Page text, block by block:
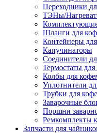
Переходники
ТЭНы/
Шланги для
Контейнеры
Капучинаторы
Соединители
Термостаты
Колбы для
Уплотнители
Трубки для
Заварочные
Поршни
Ремкомплекты
Запчасти для